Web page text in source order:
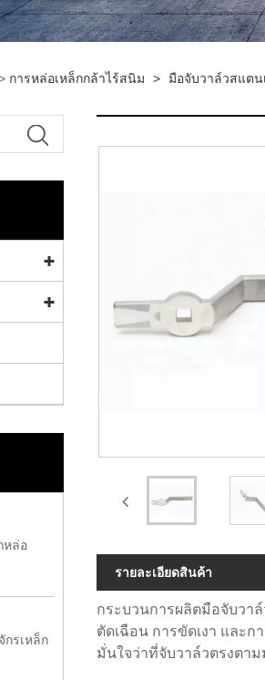
การหล่อเหล็กกล้าไร้สนิม > มือจับวาล์วสแตน
หล่อ
กรเหล็ก
รายละเอียดสินค้า
กระบวนการผลิตมือจับวา
ตัดเฉือน การขัดเงา และ
มั่นใจว่าที่จับวาล์วตรงตา